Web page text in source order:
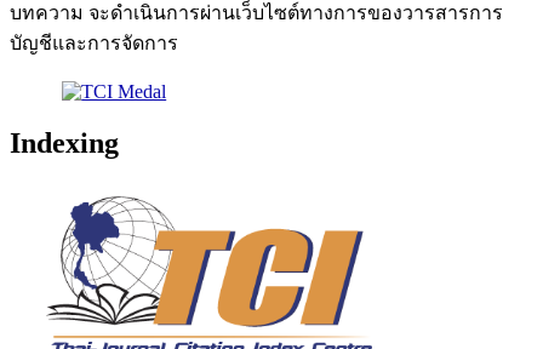
บทความ จะดำเนินการผ่านเว็บไซต์ทางการของวารสารการ
บัญชีและการจัดการ
Indexing